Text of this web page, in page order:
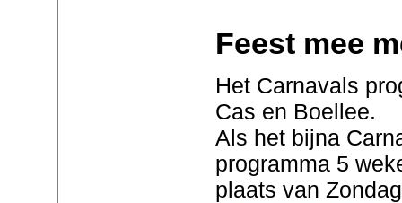
Feest mee
Het Carnavals
Cas en Boellee.
Als het bijna
programma 5
plaats van